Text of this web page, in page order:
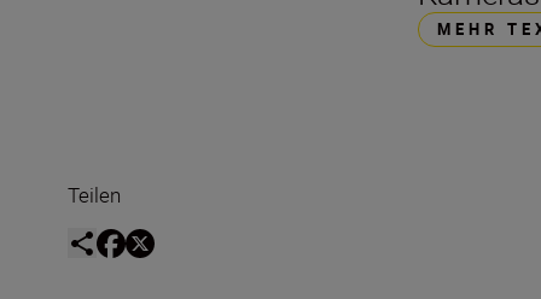
MEHR
Teilen